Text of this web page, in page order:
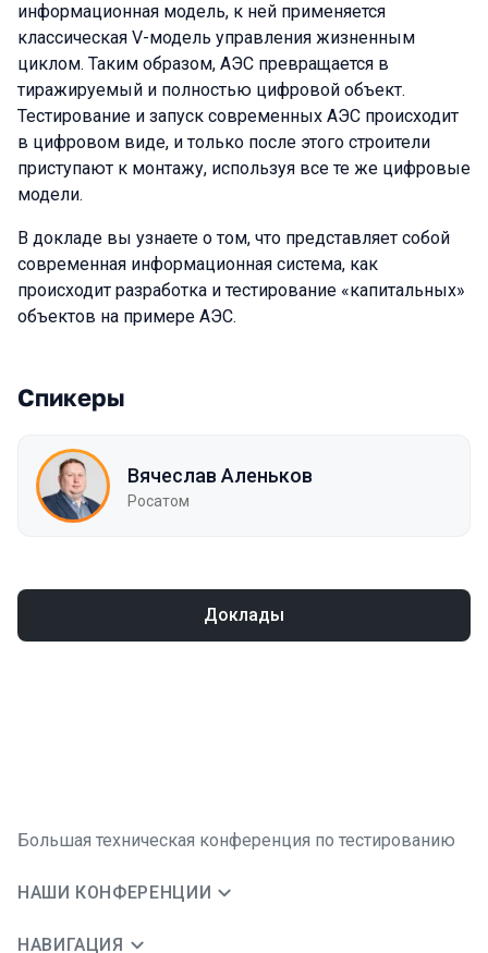
информационная модель, к ней применяется
классическая V-модель управления жизненным
циклом. Таким образом, АЭС превращается в
тиражируемый и полностью цифровой объект.
Тестирование и запуск современных АЭС происходит
в цифровом виде, и только после этого строители
приступают к монтажу, используя все те же цифровые
модели.
В докладе вы узнаете о том, что представляет собой
современная информационная система, как
происходит разработка и тестирование «капитальных»
объектов на примере АЭС.
Спикеры
Вячеслав Аленьков
Росатом
Доклады
Большая техническая конференция по тестированию
НАШИ КОНФЕРЕНЦИИ
НАВИГАЦИЯ